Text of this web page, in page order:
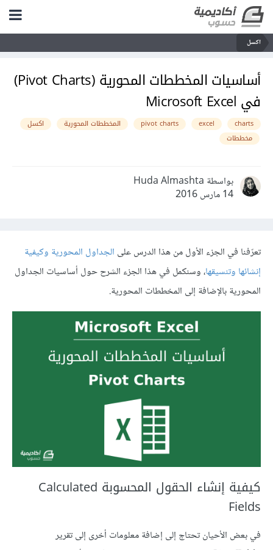
اكسل
أساسيات المخططات المحورية (Pivot Charts)
في Microsoft Excel
charts
excel
pivot charts المخططات المحورية
اكسل
مخططات
بواسطة Huda Almashta
14 مارس 2016
تعرّفنا في الجزء الأول من هذا الدرس على الجداول المحورية وكيفية
إنشائها وتنسيقها، وسنكمل في هذا الجزء الشرح حول أساسيات الجداول
المحورية بالإضافة إلى المخططات المحورية.
كيفية إنشاء الحقول المحسوبة Calculated
Fields
في بعض الأحيان تحتاج إلى إضافة معلومات أخرى إلى تقرير